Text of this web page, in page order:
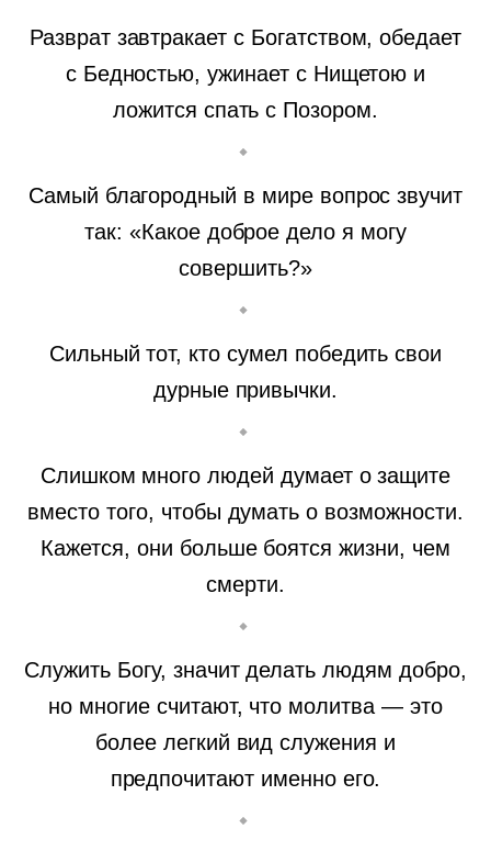
Разврат завтракает с Богатством, обедает
с Бедностью, ужинает с Нищетою и
ложится спать с Позором.
Самый благородный в мире вопрос звучит
так: «Какое доброе дело я могу
совершить?»
Сильный тот, кто сумел победить свои
дурные привычки.
Слишком много людей думает о защите
вместо того, чтобы думать о возможности.
Кажется, они больше боятся жизни, чем
смерти.
Служить Богу, значит делать людям добро,
но многие считают, что молитва — это
более легкий вид служения и
предпочитают именно его.